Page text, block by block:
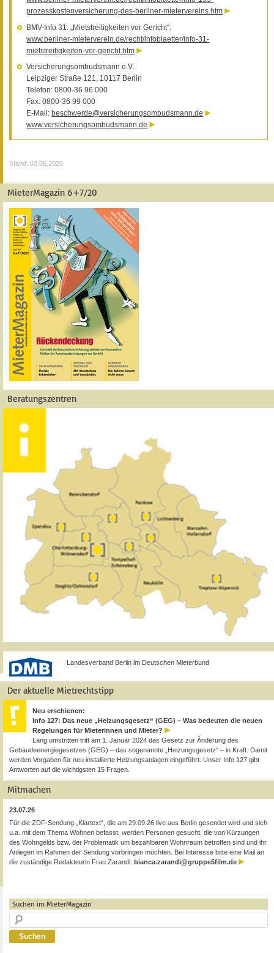
prozesskostenversicherung-des-berliner-mietervereins.htm
BMV-Info 31: „Mietstreitigkeiten vor Gericht“:
www.berliner-mieterverein.de/recht/infoblaetter/info-31-
mietstreitigkeiten-vor-gericht.htm
Versicherungsombudsmann e.V.
Leipziger Straße 121, 10117 Berlin
Telefon: 0800-36 96 000
Fax: 0800-36 99 000
E-Mail: beschwerde@versicherungsombudsmann.de
www.versicherungsombudsmann.de
Stand: 03.06.2020
MieterMagazin 6+7/20
Beratungszentren
Landesverband Berlin im Deutschen Mieterbund
Der aktuelle Mietrechtstipp
Neu erschienen:
Info 127: Das neue „Heizungsgesetz“ (GEG) – Was bedeuten die neuen
Regelungen für Mieterinnen und Mieter?
Lang umstritten tritt am 1. Januar 2024 das Gesetz zur Änderung des
Gebäudeenergiegesetzes (GEG) – das sogenannte „Heizungsgesetz“ – in Kraft. Damit
werden Vorgaben für neu installierte Heizungsanlagen eingeführt. Unser Info 127 gibt
Antworten auf die wichtigsten 15 Fragen.
Mitmachen
23.07.26
Für die ZDF-Sendung „Klartext“, die am 29.09.26 live aus Berlin gesendet wird und sich
u.a. mit dem Thema Wohnen befasst, werden Personen gesucht, die von Kürzungen
des Wohngelds bzw. der Problematik um bezahlbaren Wohnraum betroffen sind und ihr
Anliegen im Rahmen der Sendung vorbringen möchten. Bei Interesse bitte eine Mail an
die zuständige Redakteurin Frau Zarandi: bianca.zarandi@gruppe5film.de
Suchen im MieterMagazin